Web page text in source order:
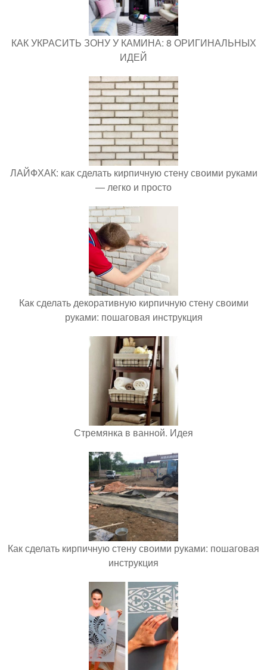
КАК УКРАСИТЬ ЗОНУ У КАМИНА: 8 ОРИГИНАЛЬНЫХ
ИДЕЙ
ЛАЙФХАК: как сделать кирпичную стену своими руками
— легко и просто
Как сделать декоративную кирпичную стену своими
руками: пошаговая инструкция
Стремянка в ванной. Идея
Как сделать кирпичную стену своими руками: пошаговая
инструкция